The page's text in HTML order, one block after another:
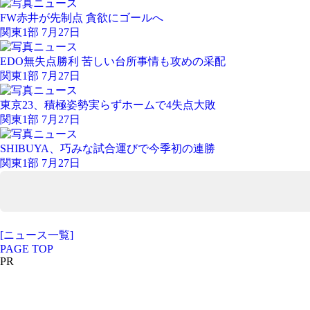
FW赤井が先制点 貪欲にゴールへ
関東1部 7月27日
EDO無失点勝利 苦しい台所事情も攻めの采配
関東1部 7月27日
東京23、積極姿勢実らずホームで4失点大敗
関東1部 7月27日
SHIBUYA、巧みな試合運びで今季初の連勝
関東1部 7月27日
[ニュース一覧]
PAGE TOP
PR